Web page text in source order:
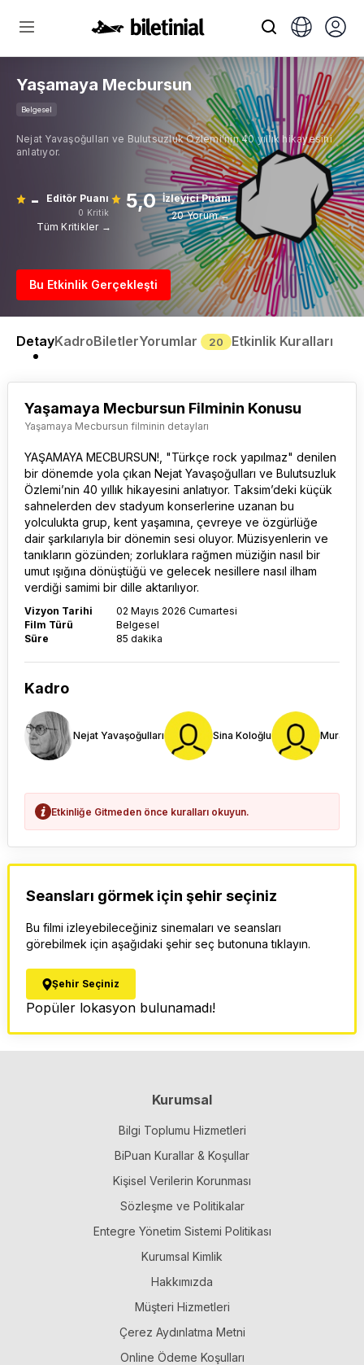
Yaşamaya Mecbursun
Belgesel
Nejat Yavaşoğulları ve Bulutsuzluk Özlemi’nin 40 yıllık hikayesini
anlatıyor.
- Editör Puanı
0 Kritik
Tüm Kritikler →
5,0 İzleyici Puanı
20 Yorum →
Bu Etkinlik Gerçekleşti
DetayKadroBiletlerYorumlar 20 Etkinlik Kuralları
Yaşamaya Mecbursun Filminin Konusu
Yaşamaya Mecbursun filminin detayları
YAŞAMAYA MECBURSUN!, "Türkçe rock yapılmaz" denilen
bir dönemde yola çıkan Nejat Yavaşoğulları ve Bulutsuzluk
Özlemi’nin 40 yıllık hikayesini anlatıyor. Taksim’deki küçük
sahnelerden dev stadyum konserlerine uzanan bu
yolculukta grup, kent yaşamına, çevreye ve özgürlüğe
dair şarkılarıyla bir dönemin sesi oluyor. Müzisyenlerin ve
tanıkların gözünden; zorluklara rağmen müziğin nasıl bir
umut ışığına dönüştüğü ve gelecek nesillere nasıl ilham
verdiği samimi bir dille aktarılıyor.
Vizyon Tarihi
02 Mayıs 2026 Cumartesi
Film Türü
Belgesel
Süre
85 dakika
Kadro
Nejat Yavaşoğulları Sina Koloğlu Murat
Etkinliğe Gitmeden önce kuralları okuyun.
Seansları görmek için şehir seçiniz
Bu filmi izleyebileceğiniz sinemaları ve seansları
görebilmek için aşağıdaki şehir seç butonuna tıklayın.
Şehir Seçiniz
Popüler lokasyon bulunamadı!
Kurumsal
Bilgi Toplumu Hizmetleri
BiPuan Kurallar & Koşullar
Kişisel Verilerin Korunması
Sözleşme ve Politikalar
Entegre Yönetim Sistemi Politikası
Kurumsal Kimlik
Hakkımızda
Müşteri Hizmetleri
Çerez Aydınlatma Metni
Online Ödeme Koşulları